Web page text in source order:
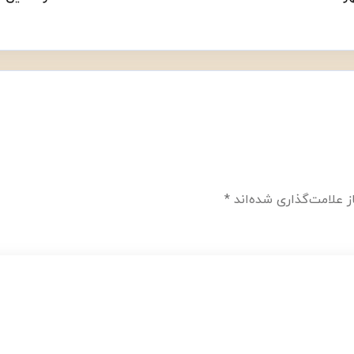
علامت‌گذاری شده‌اند*